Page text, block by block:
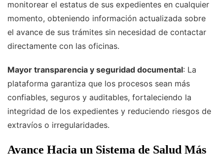
monitorear el estatus de sus expedientes en cualquier
momento, obteniendo información actualizada sobre
el avance de sus trámites sin necesidad de contactar
directamente con las oficinas.
Mayor transparencia y seguridad documental: La
plataforma garantiza que los procesos sean más
confiables, seguros y auditables, fortaleciendo la
integridad de los expedientes y reduciendo riesgos de
extravíos o irregularidades.
Avance Hacia un Sistema de Salud Más